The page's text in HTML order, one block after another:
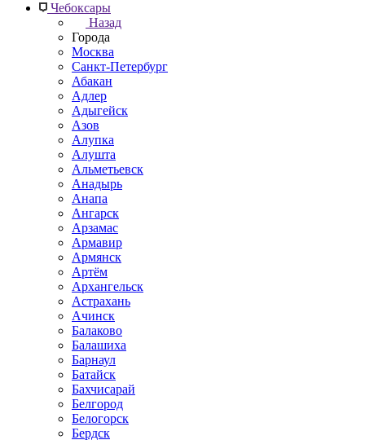
Чебоксары
Назад
Города
Москва
Санкт-Петербург
Абакан
Адлер
Адыгейск
Азов
Алупка
Алушта
Альметьевск
Анадырь
Анапа
Ангарск
Арзамас
Армавир
Армянск
Артём
Архангельск
Астрахань
Ачинск
Балаково
Балашиха
Барнаул
Батайск
Бахчисарай
Белгород
Белогорск
Бердск